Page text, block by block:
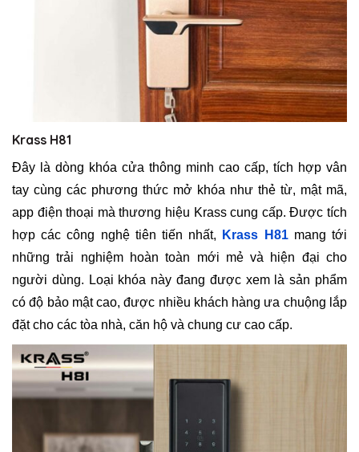
Krass H81
Đây là dòng khóa cửa thông minh cao cấp, tích hợp vân
tay cùng các phương thức mở khóa như thẻ từ, mật mã,
app điện thoại mà thương hiệu Krass cung cấp. Được tích
hợp các công nghệ tiên tiến nhất,
Krass H81mang tới
những trải nghiệm hoàn toàn mới mẻ và hiện đại cho
người dùng. Loại khóa này đang được xem là sản phẩm
có độ bảo mật cao, được nhiều khách hàng ưa chuộng lắp
đặt cho các tòa nhà, căn hộ và chung cư cao cấp.